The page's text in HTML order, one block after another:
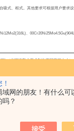
域网的朋友！有什么可
吗？
式、框式。其他要求可根据用户要求设
、
积L（也可按客户要求制作不同容积大小）
20
规标准： 9.8Mpa ，非标： 10.0-35.0 Mpa
远红外、夹套油、水浴循环等